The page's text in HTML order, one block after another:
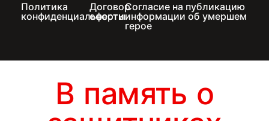
Политика
конфиденциальности
Договор
оферты
Согласие на публикацию
информации об умершем
герое
В память о